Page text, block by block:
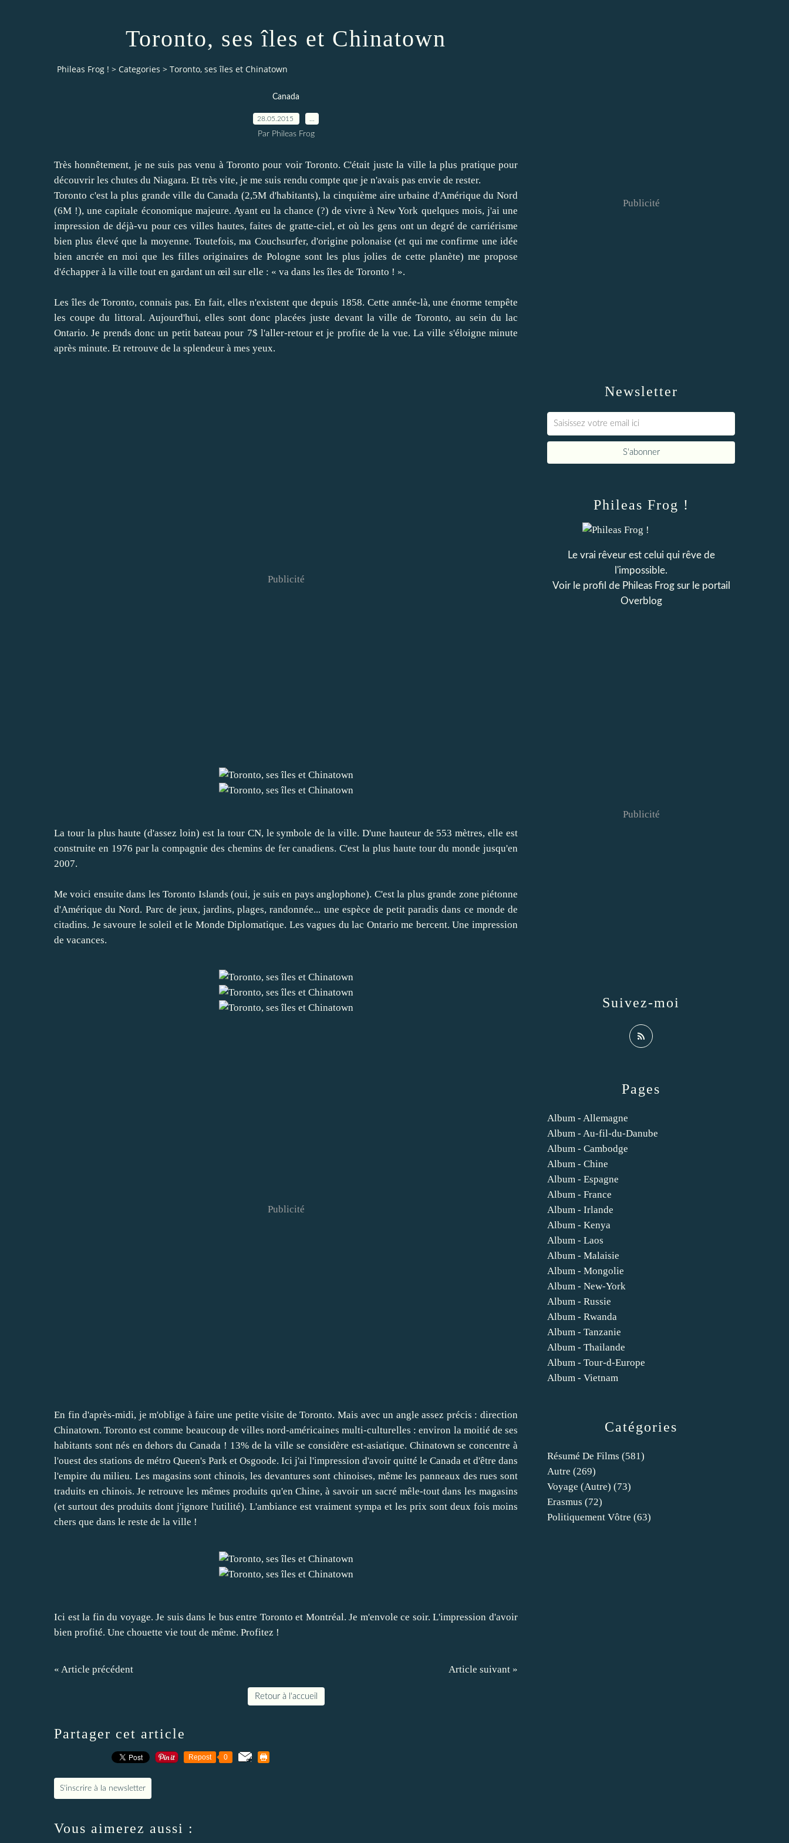
Toronto, ses îles et Chinatown
Phileas Frog ! > Categories > Toronto, ses îles et Chinatown
Canada
28.05.2015
Par Phileas Frog
Très honnêtement, je ne suis pas venu à Toronto pour voir Toronto. C'était juste la ville la plus pratique pour
découvrir les chutes du Niagara. Et très vite, je me suis rendu compte que je n'avais pas envie de rester.
Toronto c'est la plus grande ville du Canada (2,5M d'habitants), la cinquième aire urbaine d'Amérique du Nord
(6M !), une capitale économique majeure. Ayant eu la chance (?) de vivre à New York quelques mois, j'ai une
impression de déjà-vu pour ces villes hautes, faites de gratte-ciel, et où les gens ont un degré de carriérisme
bien plus élevé que la moyenne. Toutefois, ma Couchsurfer, d'origine polonaise (et qui me confirme une idée
bien ancrée en moi que les filles originaires de Pologne sont les plus jolies de cette planète) me propose
d'échapper à la ville tout en gardant un œil sur elle : « va dans les îles de Toronto ! ».
Les îles de Toronto, connais pas. En fait, elles n'existent que depuis 1858. Cette année-là, une énorme tempête
les coupe du littoral. Aujourd'hui, elles sont donc placées juste devant la ville de Toronto, au sein du lac
Ontario. Je prends donc un petit bateau pour 7$ l'aller-retour et je profite de la vue. La ville s'éloigne minute
après minute. Et retrouve de la splendeur à mes yeux.
Publicité
La tour la plus haute (d'assez loin) est la tour CN, le symbole de la ville. D'une hauteur de 553 mètres, elle est
construite en 1976 par la compagnie des chemins de fer canadiens. C'est la plus haute tour du monde jusqu'en
2007.
Me voici ensuite dans les Toronto Islands (oui, je suis en pays anglophone). C'est la plus grande zone piétonne
d'Amérique du Nord. Parc de jeux, jardins, plages, randonnée... une espèce de petit paradis dans ce monde de
citadins. Je savoure le soleil et le Monde Diplomatique. Les vagues du lac Ontario me bercent. Une impression
de vacances.
Publicité
En fin d'après-midi, je m'oblige à faire une petite visite de Toronto. Mais avec un angle assez précis : direction
Chinatown. Toronto est comme beaucoup de villes nord-américaines multi-culturelles : environ la moitié de ses
habitants sont nés en dehors du Canada ! 13% de la ville se considère est-asiatique. Chinatown se concentre à
l'ouest des stations de métro Queen's Park et Osgoode. Ici j'ai l'impression d'avoir quitté le Canada et d'être dans
l'empire du milieu. Les magasins sont chinois, les devantures sont chinoises, même les panneaux des rues sont
traduits en chinois. Je retrouve les mêmes produits qu'en Chine, à savoir un sacré mêle-tout dans les magasins
(et surtout des produits dont j'ignore l'utilité). L'ambiance est vraiment sympa et les prix sont deux fois moins
chers que dans le reste de la ville !
Ici est la fin du voyage. Je suis dans le bus entre Toronto et Montréal. Je m'envole ce soir. L'impression d'avoir
bien profité. Une chouette vie tout de même. Profitez !
« Article précédent Article suivant »
Retour à l'accueil
Partager cet article
Repost 0
S'inscrire à la newsletter
Vous aimerez aussi :
Newsletter
Publicité
Catégories
Résumé De Films (581)
Autre (269)
Voyage (autre) (73)
Erasmus (72)
Politiquement Vôtre (63)
Pages
Album - Allemagne
Album - Au-fil-du-Danube
Album - Cambodge
Album - Chine
Album - Espagne
Album - France
Album - Irlande
Album - Kenya
Album - Laos
Album - Malaisie
Album - Mongolie
Album - New-York
Album - Russie
Album - Rwanda
Album - Tanzanie
Album - Thailande
Album - Tour-d-Europe
Album - Vietnam
Phileas Frog !
Le vrai rêveur est celui qui rêve de
l'impossible.
Voir le profil de Phileas Frogsur le portail
Overblog
Suivez-moi
Publicité